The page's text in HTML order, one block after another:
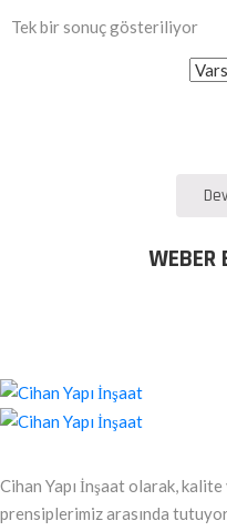
Tek bir sonuç gösteriliyor
WEBER
Cihan Yapı İnşaat olarak,
prensiplerimiz arasında